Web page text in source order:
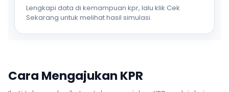
Lengkapi data di kemampuan kpr, lalu klik Cek
Sekarang untuk melihat hasil simulasi.
Cara Mengajukan KPR